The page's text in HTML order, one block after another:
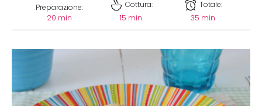
Preparazione:
20 min
Cottura:
15 min
Totale:
35 min